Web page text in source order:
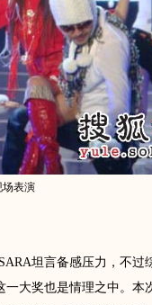
表演
坦言备感压力，不过
大奖也是情理之中。本